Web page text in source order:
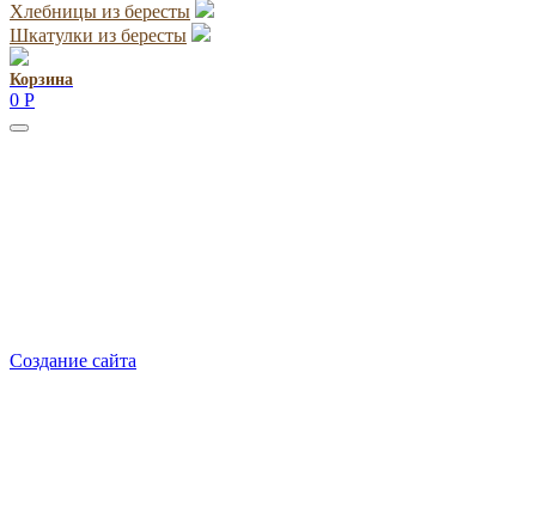
Хлебницы из бересты
Шкатулки из бересты
Корзина
0 Р
Создание сайта